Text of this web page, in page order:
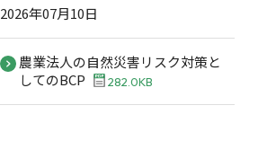
2026年07月10日
農業法人の自然災害リスク対策と
してのBCP
282.0KB